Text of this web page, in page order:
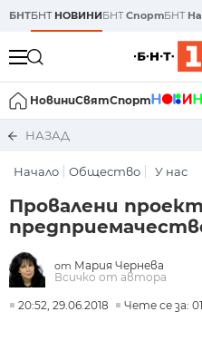
БНТБНТ НОВИНИБНТСпортБНТ
НовиниСвятСпорт
НАЗАД
Начало Общество У нас
Провалени
от Мария Чернева
Всичко от автора
20:52, 29.06.2018 Чете се за: